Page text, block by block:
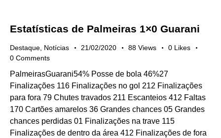
Estatísticas de Palmeiras 1×0 Guarani
Destaque, Notícias 21/02/2020 88 Views 0 Likes
0 Comments
PalmeirasGuarani54% Posse de bola 46%27
Finalizações 116 Finalizações no gol 212 Finalizações
para fora 79 Chutes travados 211 Escanteios 412 Faltas
170 Cartões amarelos 36 Grandes chances 05 Grandes
chances perdidas 01 Finalizações na trave 115
Finalizações de dentro da área 412 Finalizações de fora